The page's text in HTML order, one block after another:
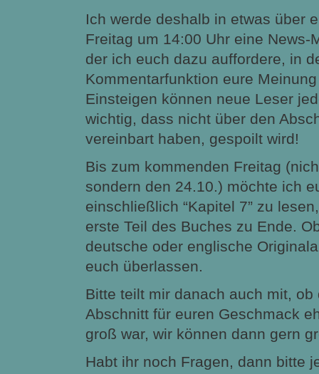
Ich werde deshalb in etwas über
Freitag um 14:00 Uhr eine News-
der ich euch dazu auffordere, in
Kommentarfunktion eure
Einsteigen können neue Leser
wichtig, dass nicht über den
vereinbart haben, gespoilt wird!
Bis zum kommenden Freitag
sondern den 24.10.) möchte ich
einschließlich “Kapitel 7” zu
erste Teil des Buches zu Ende.
deutsche oder englische
euch überlassen.
Bitte teilt mir danach auch mit,
Abschnitt für euren Geschmack
groß war, wir können dann gern
Habt ihr noch Fragen, dann bitte